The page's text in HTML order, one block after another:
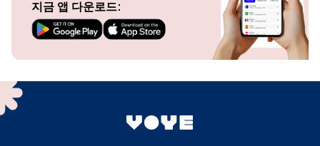
지금 앱 다운로드: